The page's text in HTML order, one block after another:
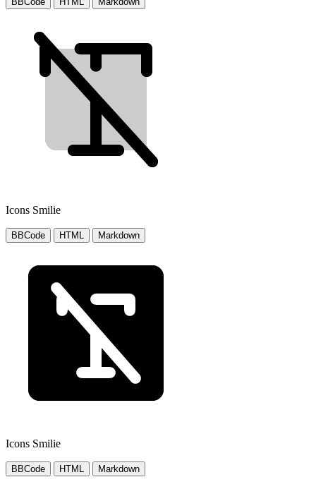
Icons Smilie
BBCode HTML Markdown
Icons Smilie
BBCode HTML Markdown